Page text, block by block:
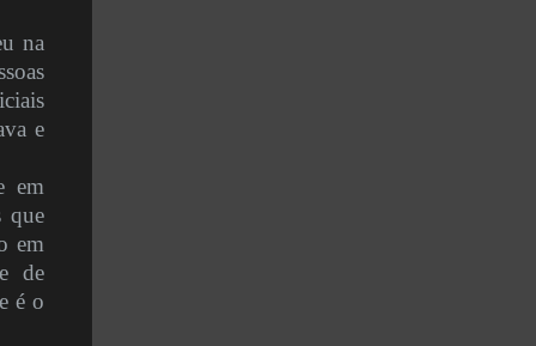
na
e
em
que
em
de
é o